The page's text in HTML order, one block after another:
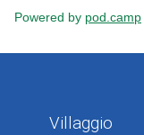
Villaggio